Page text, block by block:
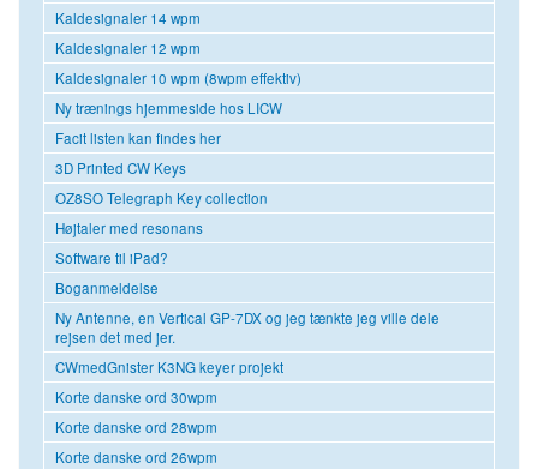
Kaldesignaler 14 wpm
Kaldesignaler 12 wpm
Kaldesignaler 10 wpm (8wpm effektiv)
Ny trænings hjemmeside hos LICW
Facit listen kan findes her
3D Printed CW Keys
OZ8SO Telegraph Key collection
Højtaler med resonans
Software til iPad?
Boganmeldelse
Ny Antenne, en Vertical GP-7DX og jeg tænkte jeg ville dele
rejsen det med jer.
CWmedGnister K3NG keyer projekt
Korte danske ord 30wpm
Korte danske ord 28wpm
Korte danske ord 26wpm